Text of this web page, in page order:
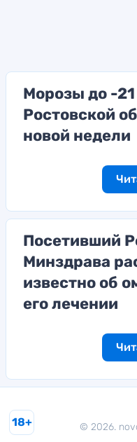
Морозы до -21
Ростовской
новой недели
Посетивший
Минздрава
известно об
его лечении
18+ © 2026.